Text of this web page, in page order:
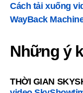
Cách tải xuống
WayBack
Những ý
THỜI GIAN